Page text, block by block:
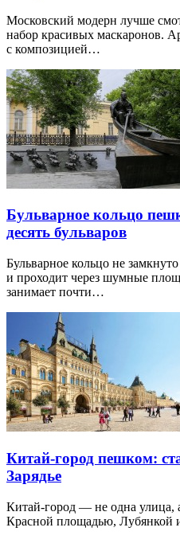
Московский модерн лучше
набор красивых маскаронов.
с композицией…
Бульварное кольцо
десять бульваров
Бульварное кольцо не
и проходит через шумные
занимает почти…
Китай-город пешком:
Зарядье
Китай-город — не одна улица,
Красной площадью, Лубянкой